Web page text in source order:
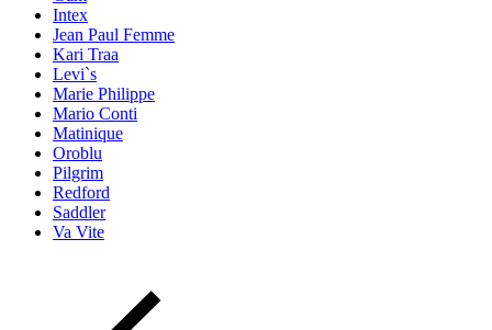
Intex
Jean Paul Femme
Kari Traa
Levi`s
Marie Philippe
Mario Conti
Matinique
Oroblu
Pilgrim
Redford
Saddler
Va Vite